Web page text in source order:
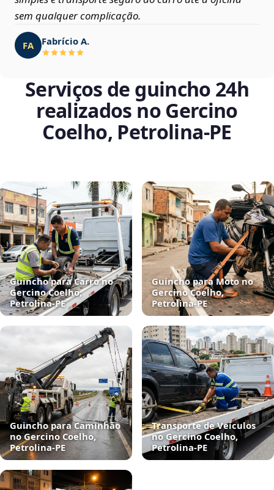
sem qualquer complicação.
FA Fabrício A.
Serviços de guincho 24h
realizados no Gercino
Coelho, Petrolina‑PE
Guincho para Carro no
Gercino Coelho,
Petrolina‑PE
Guincho para Moto no
Gercino Coelho,
Petrolina‑PE
Guincho para Caminhão
no Gercino Coelho,
Petrolina‑PE
Transporte de Veículos
no Gercino Coelho,
Petrolina‑PE